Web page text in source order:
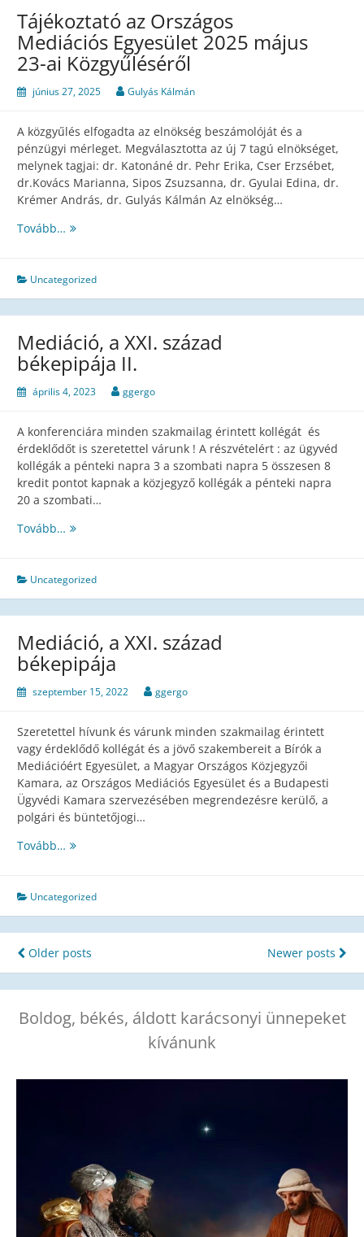
megválasztott
elnöksége
az
célokat
ki.
Tájékoztató az Országos
Mediációs Egyesület 2025 május
23-ai Közgyűléséről
június 27, 2025 Gulyás Kálmán
A közgyűlés elfogadta az elnökség beszámolóját és a
pénzügyi mérleget. Megválasztotta az új 7 tagú elnökséget,
melynek tagjai: dr. Katonáné dr. Pehr Erika, Cser Erzsébet,
dr.Kovács Marianna, Sipos Zsuzsanna, dr. Gyulai Edina, dr.
Krémer András, dr. Gulyás Kálmán Az elnökség…
Tovább… Tájékoztató
Mediációs
Egyesület
2025
23-
ai
Közgyűléséről
Uncategorized
Mediáció, a XXI. század
békepipája II.
április 4, 2023 ggergo
A konferenciára minden szakmailag érintett kollégát és
érdeklődőt is szeretettel várunk ! A részvételért : az ügyvéd
kollégák a pénteki napra 3 a szombati napra 5 összesen 8
kredit pontot kapnak a közjegyző kollégák a pénteki napra
20 a szombati…
Tovább… Mediáció,
század
békepipája
II.
Uncategorized
Mediáció, a XXI. század
békepipája
szeptember 15, 2022 ggergo
Szeretettel hívunk és várunk minden szakmailag érintett
vagy érdeklődő kollégát és a jövő szakembereit a Bírók a
Mediációért Egyesület, a Magyar Országos Közjegyzői
Kamara, az Országos Mediációs Egyesület és a Budapesti
Ügyvédi Kamara szervezésében megrendezésre kerülő, a
polgári és büntetőjogi…
Tovább… Mediáció,
század
békepipája
Uncategorized
Bejegyzés
navigáció
Older posts Newer posts
Boldog, békés, áldott karácsonyi ünnepeket
kívánunk